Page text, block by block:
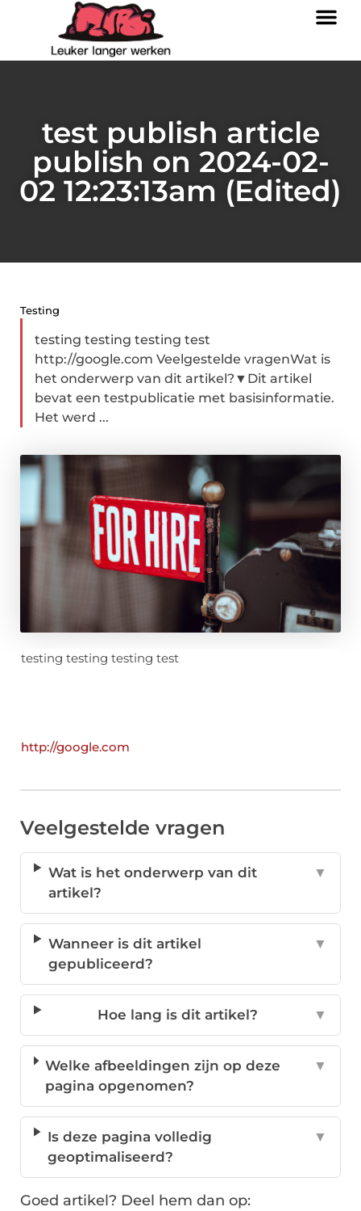
test publish article
publish on 2024-02-
02 12:23:13am (Edited)
Testing
testing testing testing test
http://google.com Veelgestelde vragenWat is
het onderwerp van dit artikel?▼Dit artikel
bevat een testpublicatie met basisinformatie.
Het werd ...
testing testing testing test
http://google.com
Veelgestelde vragen
Wat is het onderwerp van dit
artikel?
▼
Wanneer is dit artikel
gepubliceerd?
▼
Hoe lang is dit artikel? ▼
Welke afbeeldingen zijn op deze
pagina opgenomen?
▼
Is deze pagina volledig
geoptimaliseerd?
▼
Goed artikel? Deel hem dan op: